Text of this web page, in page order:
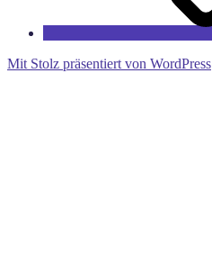
Mit Stolz präsentiert von WordPress